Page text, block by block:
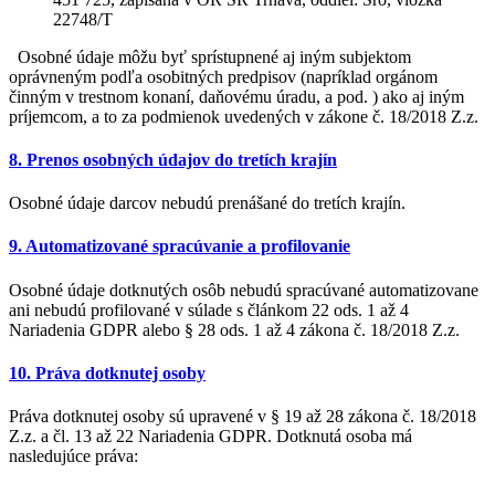
22748/T
Osobné údaje môžu byť sprístupnené aj iným subjektom
oprávneným podľa osobitných predpisov (napríklad orgánom
činným v trestnom konaní, daňovému úradu, a pod. ) ako aj iným
príjemcom, a to za podmienok uvedených v zákone č. 18/2018 Z.z.
8. Prenos osobných údajov do tretích krajín
Osobné údaje darcov nebudú prenášané do tretích krajín.
9. Automatizované spracúvanie a profilovanie
Osobné údaje dotknutých osôb nebudú spracúvané automatizovane
ani nebudú profilované v súlade s článkom 22 ods. 1 až 4
Nariadenia GDPR alebo § 28 ods. 1 až 4 zákona č. 18/2018 Z.z.
10. Práva dotknutej osoby
Práva dotknutej osoby sú upravené v § 19 až 28 zákona č. 18/2018
Z.z. a čl. 13 až 22 Nariadenia GDPR. Dotknutá osoba má
nasledujúce práva: